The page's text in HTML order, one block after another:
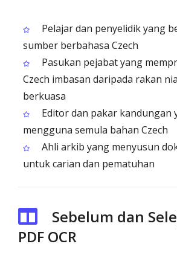
Pelajar dan penyelidik yang
sumber berbahasa Czech
Pasukan pejabat yang
Czech imbasan daripada rakan
berkuasa
Editor dan pakar kandungan
mengguna semula bahan Czech
Ahli arkib yang menyusun
untuk carian dan pematuhan
Sebelum dan
PDF OCR